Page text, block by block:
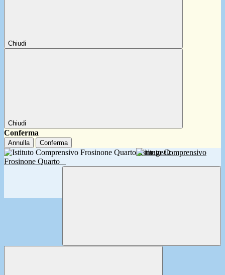
Chiudi
Chiudi
Conferma
Annulla Conferma
Istituto Comprensivo
Frosinone Quarto